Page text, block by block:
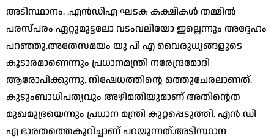
അടിസ്ഥാനം. .എന്‍ഡിഎ ഘടക കക്ഷികള്‍ തമ്മില്‍
പരസ്പരം ഏറ്റുമുട്ടലോ വടംവലിയോ ഇല്ലെന്നും അദ്ദേഹം
പറഞ്ഞു.അതേസമയം യു പി എ വൈരുധ്യങ്ങളുടെ
കൂടാരമാണെന്നും പ്രധാനമന്ത്രി നരേന്ദ്രമോദി
ആരോപിക്കുന്നു. നിഷേധത്തിന്റെ ഒത്തുചേരലാണത്.
കുടുംബാധിപത്യവും അഴിമതിയുമാണ് അതിന്റെത
മുഖമുദ്രയെന്നും പ്രധാന മന്ത്രി കുറ്റപ്പെടുത്തി. എന്‍ ഡി
എ ഭാരതത്തെകുറിച്ചാണ് പറയുന്നത്.അടിസ്ഥാന